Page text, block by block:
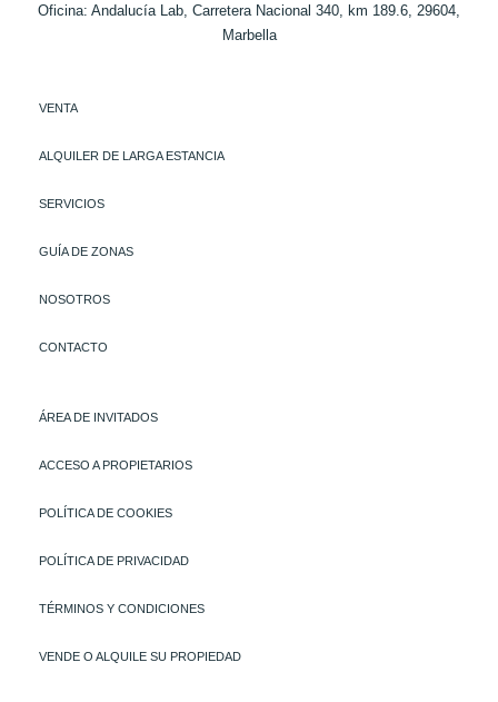
Oficina: Andalucía Lab, Carretera Nacional 340, km 189.6, 29604,
Marbella
VENTA
ALQUILER DE LARGA ESTANCIA
SERVICIOS
GUÍA DE ZONAS
NOSOTROS
CONTACTO
ÁREA DE INVITADOS
ACCESO A PROPIETARIOS
POLÍTICA DE COOKIES
POLÍTICA DE PRIVACIDAD
TÉRMINOS Y CONDICIONES
VENDE O ALQUILE SU PROPIEDAD